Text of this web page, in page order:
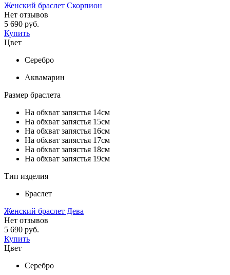
Женский браслет Скорпион
Нет отзывов
5 690 руб.
Купить
Цвет
Серебро
Аквамарин
Размер браслета
На обхват запястья 14см
На обхват запястья 15см
На обхват запястья 16см
На обхват запястья 17см
На обхват запястья 18см
На обхват запястья 19см
Тип изделия
Браслет
Женский браслет Дева
Нет отзывов
5 690 руб.
Купить
Цвет
Серебро